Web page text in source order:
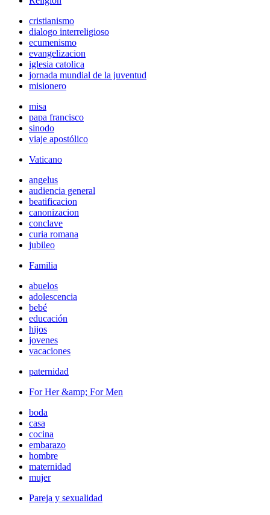
cristianismo
dialogo interreligioso
ecumenismo
evangelizacion
iglesia catolica
jornada mundial de la juventud
misionero
misa
papa francisco
sinodo
viaje apostólico
Vaticano
angelus
audiencia general
beatificacion
canonizacion
conclave
curia romana
jubileo
Familia
abuelos
adolescencia
bebé
educación
hijos
jovenes
vacaciones
paternidad
For Her &amp; For Men
boda
casa
cocina
embarazo
hombre
maternidad
mujer
Pareja y sexualidad